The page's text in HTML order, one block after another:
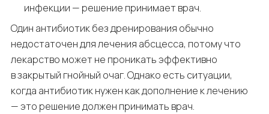
инфекции — решение принимает врач.
Один антибиотик без дренирования обычно
недостаточен для лечения абсцесса, потому что
лекарство может не проникать эффективно
в закрытый гнойный очаг. Однако есть ситуации,
когда антибиотик нужен как дополнение к лечению
— это решение должен принимать врач.